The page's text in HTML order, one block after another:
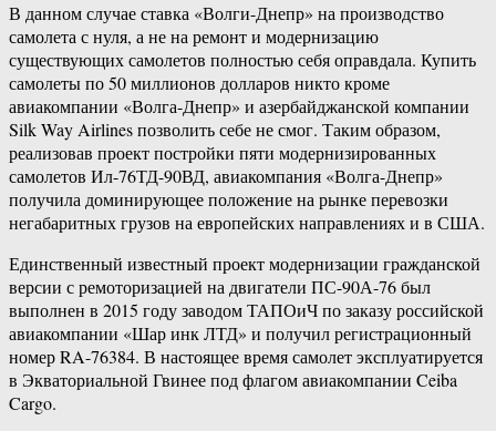
В данном случае ставка «Волги-Днепр» на производство
самолета с нуля, а не на ремонт и модернизацию
существующих самолетов полностью себя оправдала. Купить
самолеты по 50 миллионов долларов никто кроме
авиакомпании «Волга-Днепр» и азербайджанской компании
Silk Way Airlines позволить себе не смог. Таким образом,
реализовав проект постройки пяти модернизированных
самолетов Ил-76ТД-90ВД, авиакомпания «Волга-Днепр»
получила доминирующее положение на рынке перевозки
негабаритных грузов на европейских направлениях и в США.
Единственный известный проект модернизации гражданской
версии с ремоторизацией на двигатели ПС-90А-76 был
выполнен в 2015 году заводом ТАПОиЧ по заказу российской
авиакомпании «Шар инк ЛТД» и получил регистрационный
номер RA-76384. В настоящее время самолет эксплуатируется
в Экваториальной Гвинее под флагом авиакомпании Ceiba
Cargo.